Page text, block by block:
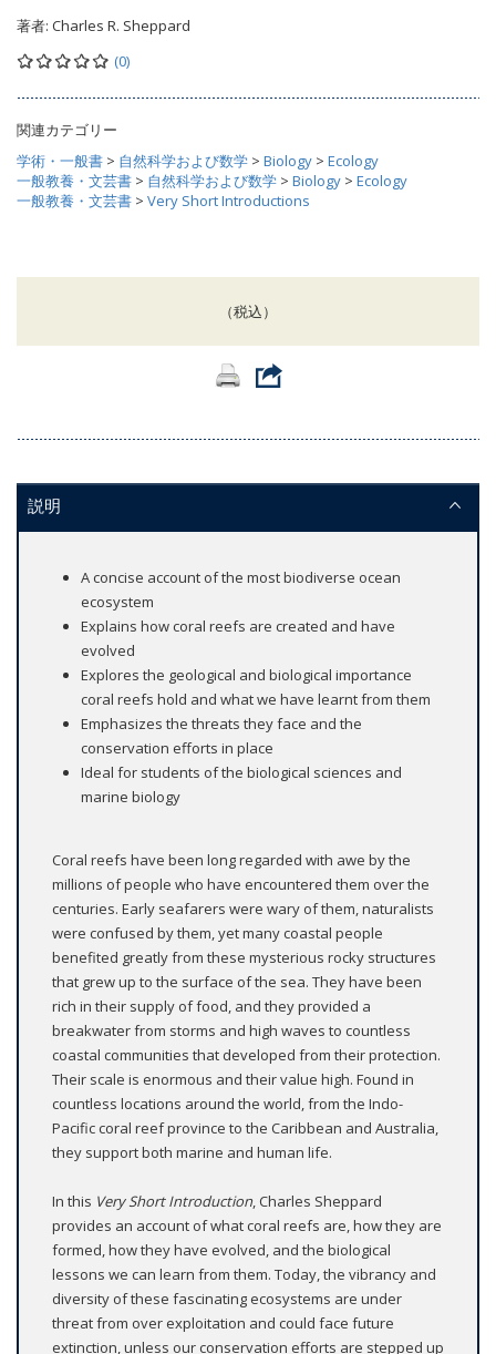
著者: Charles R. Sheppard
(0)
関連カテゴリー
学術・一般書 > 自然科学および数学 > Biology > Ecology
一般教養・文芸書 > 自然科学および数学 > Biology > Ecology
一般教養・文芸書 > Very Short Introductions
（税込）
説明
A concise account of the most biodiverse ocean
ecosystem
Explains how coral reefs are created and have
evolved
Explores the geological and biological importance
coral reefs hold and what we have learnt from them
Emphasizes the threats they face and the
conservation efforts in place
Ideal for students of the biological sciences and
marine biology
Coral reefs have been long regarded with awe by the
millions of people who have encountered them over the
centuries. Early seafarers were wary of them, naturalists
were confused by them, yet many coastal people
benefited greatly from these mysterious rocky structures
that grew up to the surface of the sea. They have been
rich in their supply of food, and they provided a
breakwater from storms and high waves to countless
coastal communities that developed from their protection.
Their scale is enormous and their value high. Found in
countless locations around the world, from the Indo-
Pacific coral reef province to the Caribbean and Australia,
they support both marine and human life.
In this Very Short Introduction, Charles Sheppard
provides an account of what coral reefs are, how they are
formed, how they have evolved, and the biological
lessons we can learn from them. Today, the vibrancy and
diversity of these fascinating ecosystems are under
threat from over exploitation and could face future
extinction, unless our conservation efforts are stepped up